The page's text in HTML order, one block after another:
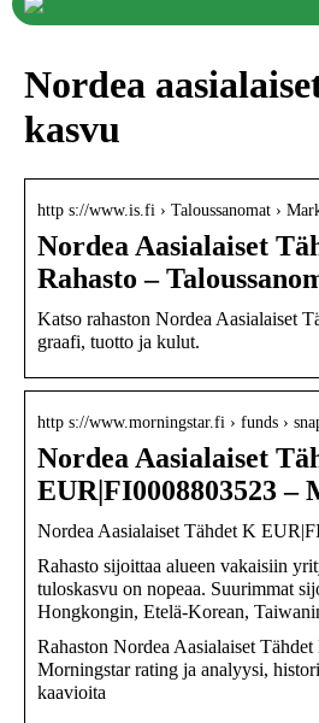
Nordea
kasvu
http s://www.is.fi › Taloussanomat ›
Nordea Aasialaiset
Rahasto –
Katso rahaston Nordea Aasialaiset
graafi, tuotto ja kulut.
http s://www.morningstar.fi › funds ›
Nordea Aasialaiset
EUR|FI0008803523 –
Nordea Aasialaiset Tähdet K
Rahasto sijoittaa alueen vakaisiin
tuloskasvu on nopeaa. Suurimmat
Hongkongin, Etelä-Korean,
Rahaston Nordea Aasialaiset
Morningstar rating ja analyysi,
kaavioita